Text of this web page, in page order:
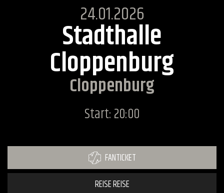
24.01.2026
Stadthalle
Cloppenburg
Cloppenburg
Start: 20:00
FANTICKET
REISE REISE